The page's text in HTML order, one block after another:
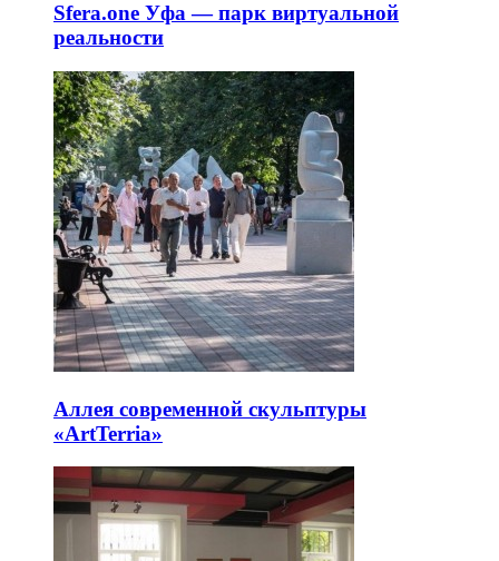
Sfera.one Уфа — парк виртуальной
реальности
Аллея современной скульптуры
«ArtTerria»